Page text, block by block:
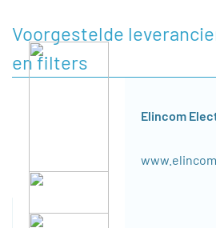
Voorgestelde
en filters
Elincom